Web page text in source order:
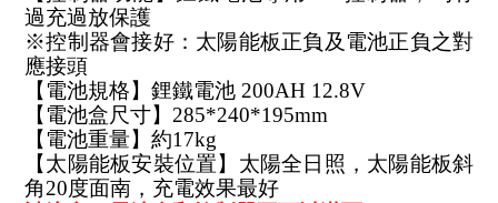
過充過放保護
※控制器會接好：太陽能板正負及電池正負之對
應接頭
【電池規格】鋰鐵電池 200AH 12.8V
【電池盒尺寸】285*240*195mm
【電池重量】約17kg
【太陽能板安裝位置】太陽全日照，太陽能板斜
角20度面南，充電效果最好